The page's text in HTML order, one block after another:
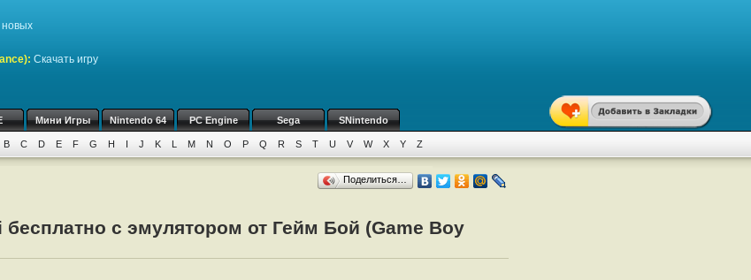
: Скачать игру
Мини Игры Nintendo 64 PC Engine Sega SNintendo
B C D E F G H I J K L M N O P Q R S T U V W X Y Z
Поделиться…
бесплатно с эмулятором от Гейм Бой (Game Boy